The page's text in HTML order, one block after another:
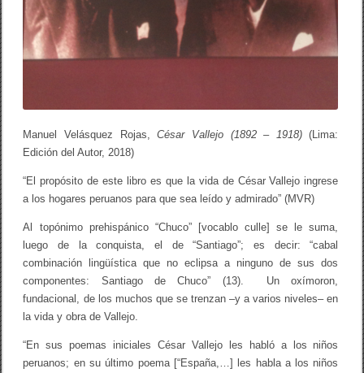
Manuel Velásquez Rojas, César Vallejo (1892 – 1918)(Lima:
Edición del Autor, 2018)
“El propósito de este libro es que la vida de César Vallejo ingrese
a los hogares peruanos para que sea leído y admirado” (MVR)
Al topónimo prehispánico “Chuco” [vocablo culle] se le suma,
luego de la conquista, el de “Santiago”; es decir: “cabal
combinación lingüística que no eclipsa a ninguno de sus dos
componentes: Santiago de Chuco” (13). Un oxímoron,
fundacional, de los muchos que se trenzan –y a varios niveles– en
la vida y obra de Vallejo.
“En sus poemas iniciales César Vallejo les habló a los niños
peruanos; en su último poema [“España,…] les habla a los niños